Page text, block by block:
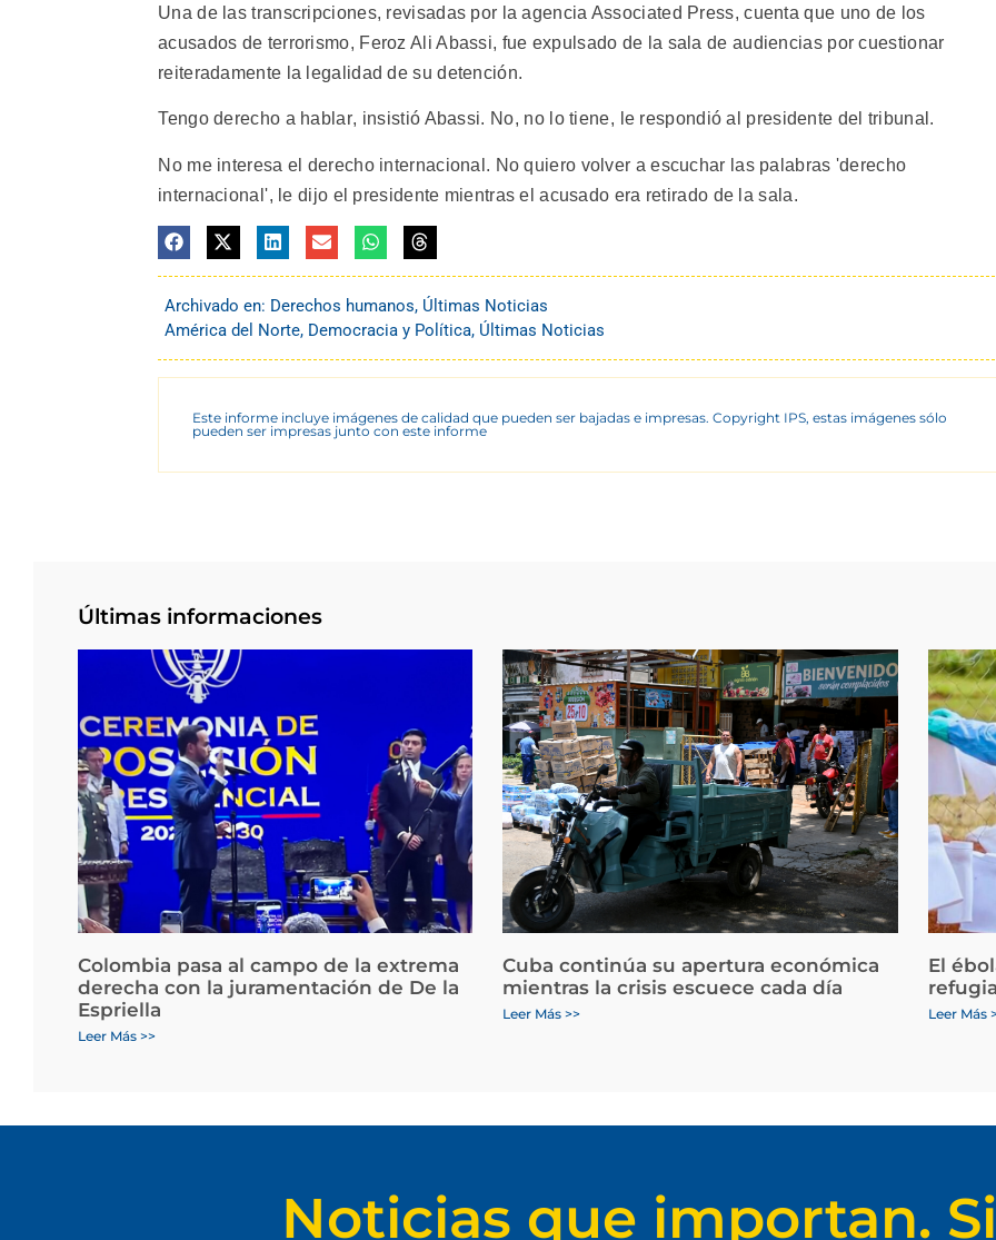
Una de las transcripciones, revisadas por la agencia Associated Press, cuenta que uno de los
acusados de terrorismo, Feroz Ali Abassi, fue expulsado de la sala de audiencias por cuestionar
reiteradamente la legalidad de su detención.
Tengo derecho a hablar, insistió Abassi. No, no lo tiene, le respondió al presidente del tribunal.
No me interesa el derecho internacional. No quiero volver a escuchar las palabras 'derecho
internacional', le dijo el presidente mientras el acusado era retirado de la sala.
Archivado en: Derechos humanos, Últimas Noticias
América del Norte, Democracia y Política, Últimas Noticias
Este informe incluye imágenes de calidad que pueden ser bajadas e impresas. Copyright IPS, estas imágenes sólo
pueden ser impresas junto con este informe
Últimas informaciones
Colombia pasa al campo de la extrema
derecha con la juramentación de De la
Espriella
Leer Más >>
Cuba continúa su apertura económica
mientras la crisis escuece cada día
Leer Más >>
El
Leer Más
Noticias que importan.